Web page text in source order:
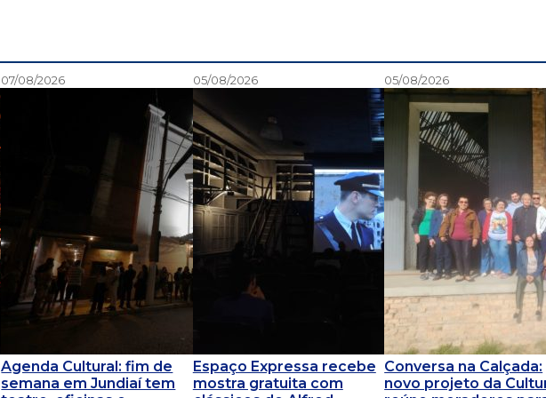
07/08/2026
Agenda Cultural: fim de
semana em Jundiaí tem
05/08/2026
Espaço Expressa recebe
mostra gratuita com
05/08/2026
Conversa na Calçada:
novo projeto da